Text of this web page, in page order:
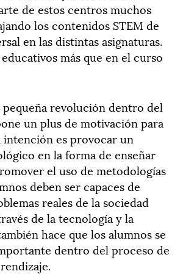
de estos centros muchos
los contenidos STEM de
en las distintas asignaturas.
más que en el curso
pequeña revolución dentro del
un plus de motivación para
intención es provocar un
en la forma de enseñar
el uso de metodologías
deben ser capaces de
reales de la sociedad
de la tecnología y la
hace que los alumnos se
dentro del proceso de